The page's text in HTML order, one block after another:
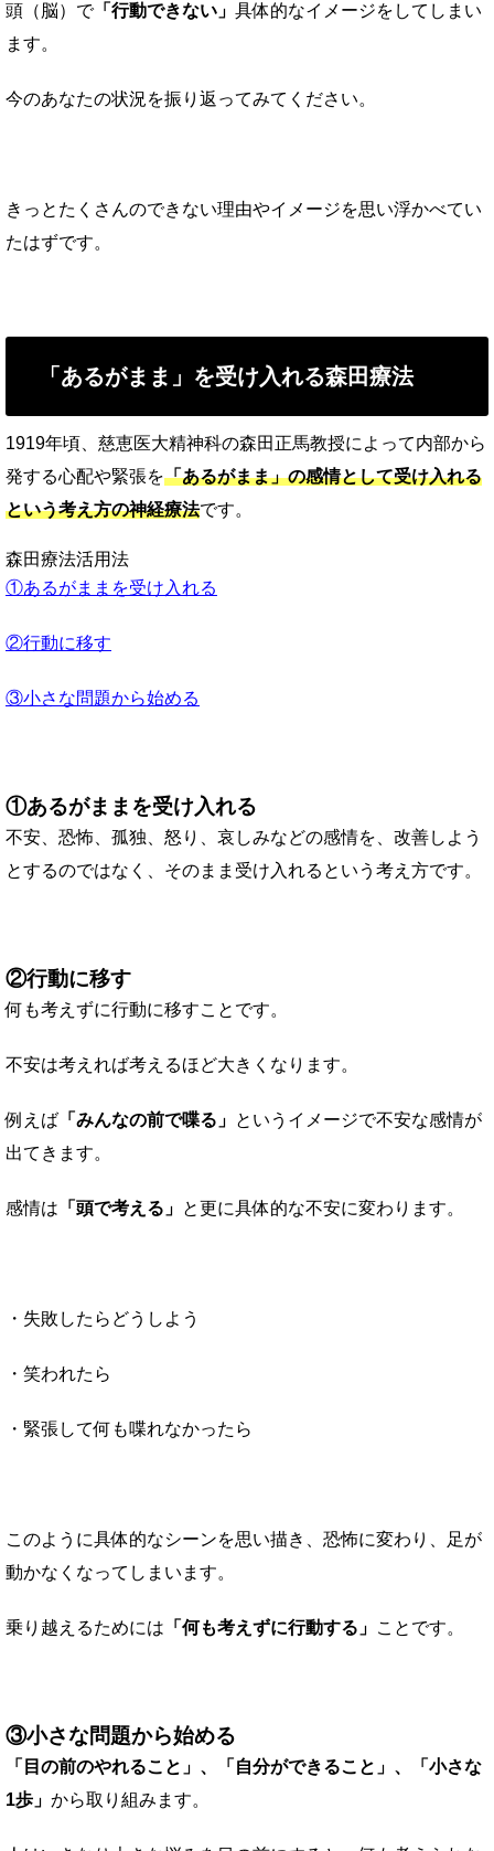
頭（脳）で「行動できない」 具体的なイメージをしてしまい
ます。
今のあなたの状況を振り返ってみてください。
きっとたくさんのできない理由やイメージを思い浮かべてい
たはずです。
「あるがまま」を受け入れる森田療法
1919年頃、慈恵医大精神科の森田正馬教授によって内部から
発する心配や緊張を「あるがまま」の感情として受け入れる
という考え方の神経療法です。
森田療法活用法
①あるがままを受け入れる
②行動に移す
③小さな問題から始める
①あるがままを受け入れる
不安、恐怖、孤独、怒り、哀しみなどの感情を、改善しよう
とするのではなく、そのまま受け入れるという考え方です。
②行動に移す
何も考えずに行動に移すことです。
不安は考えれば考えるほど大きくなります。
例えば 「みんなの前で喋る」 というイメージで不安な感情が
出てきます。
感情は 「頭で考える」 と更に具体的な不安に変わります。
・失敗したらどうしよう
・笑われたら
・緊張して何も喋れなかったら
このように具体的なシーンを思い描き、恐怖に変わり、足が
動かなくなってしまいます。
乗り越えるためには 「何も考えずに行動する」 ことです。
③小さな問題から始める
「目の前のやれること」、「自分ができること」、「小さな
1歩」 から取り組みます。